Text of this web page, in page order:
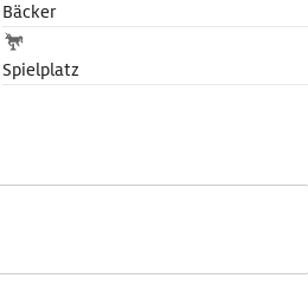
Bäcker
Spielplatz